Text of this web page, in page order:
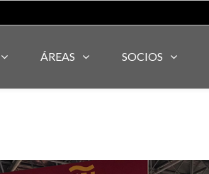
ÁREAS SOCIOS